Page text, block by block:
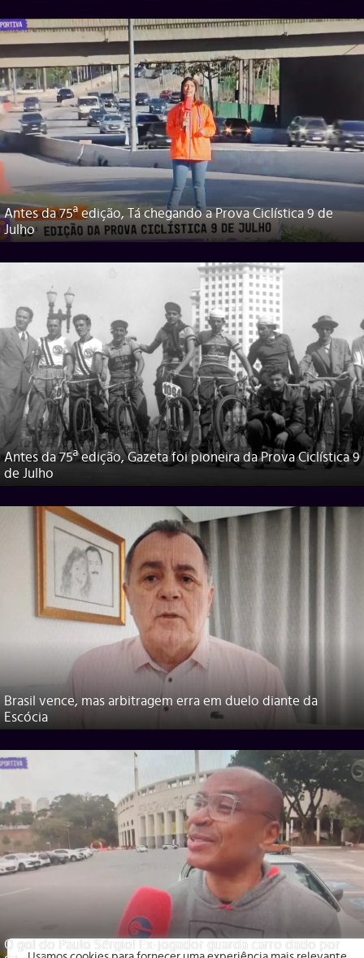
Antes da 75ª edição, Tá chegando a Prova Ciclística 9 de
Julho
Antes da 75ª edição, Gazeta foi pioneira da Prova Ciclística 9
de Julho
Brasil vence, mas arbitragem erra em duelo diante da
Escócia
O gol do Paulo Sérgio! Ex-jogador guarda carro dado por